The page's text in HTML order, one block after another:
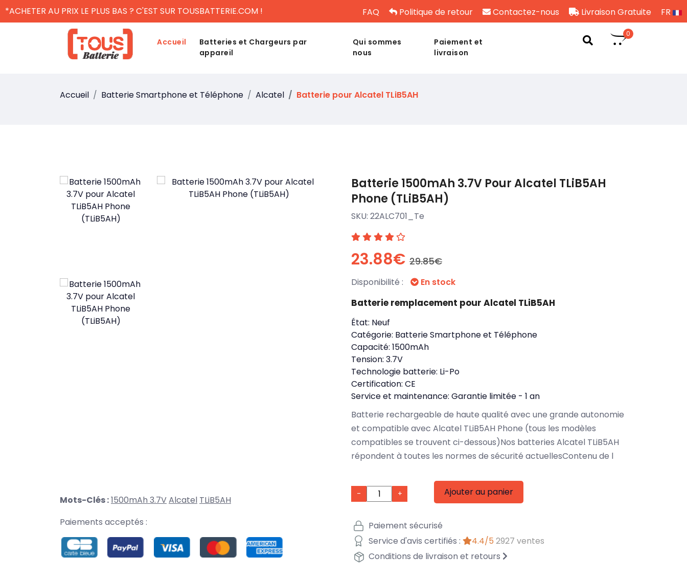
*ACHETER AU PRIX LE PLUS BAS ? C'EST SUR TOUSBATTERIE.COM ! FAQ Politique de retour Contactez-nous Livraison Gratuite FR
Accueil
Batteries et Chargeurs par
appareil
Qui sommes
nous
Paiement et
livraison
0
Accueil Batterie Smartphone et Téléphone Alcatel Batterie pour Alcatel TLiB5AH
Mots-Clés :1500mAh 3.7VAlcatel TLiB5AH
Paiements acceptés :
Batterie 1500mAh 3.7V Pour Alcatel TLiB5AH
Phone (TLiB5AH)
SKU: 22ALC701_Te
23.88€ 29.85€
Disponibilité : En stock
Batterie remplacement pour Alcatel TLiB5AH
État: Neuf
Catégorie: Batterie Smartphone et Téléphone
Capacité: 1500mAh
Tension: 3.7V
Technologie batterie: Li-Po
Certification: CE
Service et maintenance: Garantie limitée - 1 an
Batterie rechargeable de haute qualité avec une grande autonomie
et compatible avec Alcatel TLiB5AH Phone (tous les modèles
compatibles se trouvent ci-dessous)Nos batteries Alcatel TLiB5AH
répondent à toutes les normes de sécurité actuellesContenu de l
- + Ajouter au panier
Paiement sécurisé
Service d'avis certifiés :
4.4/5 2927 ventes
Conditions de livraison et retours